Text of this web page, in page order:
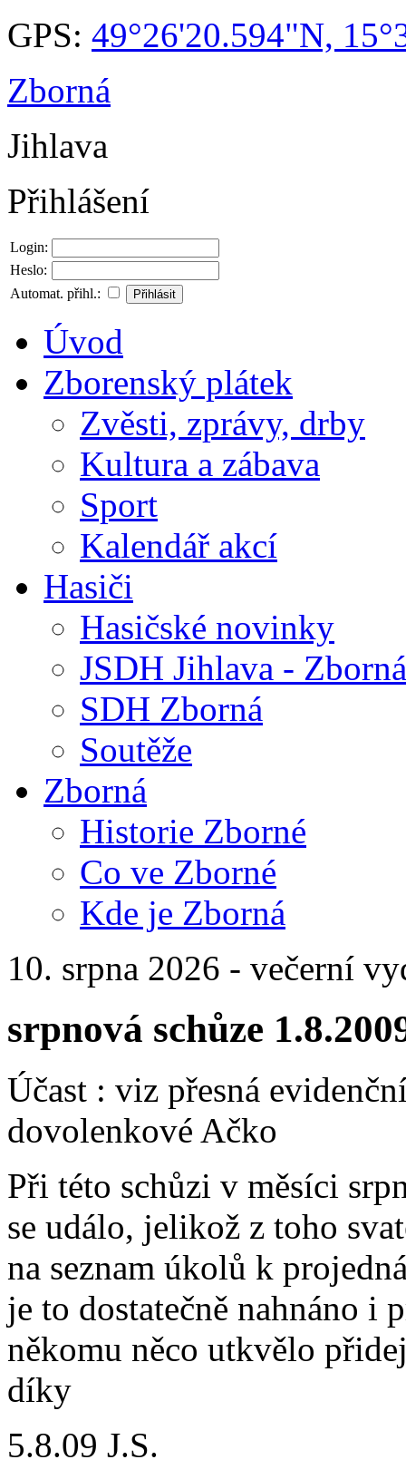
GPS: 49°26'20.594"N,
Zborná
Jihlava
Přihlášení
Login:
Heslo:
Automat. přihl.:
Úvod
Zborenský plátek
Zvěsti, zprávy, drby
Kultura a zábava
Sport
Kalendář akcí
Hasiči
Hasičské novinky
JSDH Jihlava - Zborná
SDH Zborná
Soutěže
Zborná
Historie Zborné
Co ve Zborné
Kde je Zborná
10. srpna 2026 - večerní
srpnová schůze
Účast : viz přesná
dovolenkové Ačko
Při této schůzi v měsíci
se událo, jelikož z toho
na seznam úkolů k
je to dostatečně nahnáno i
někomu něco utkvělo
díky
5.8.09 J.S.